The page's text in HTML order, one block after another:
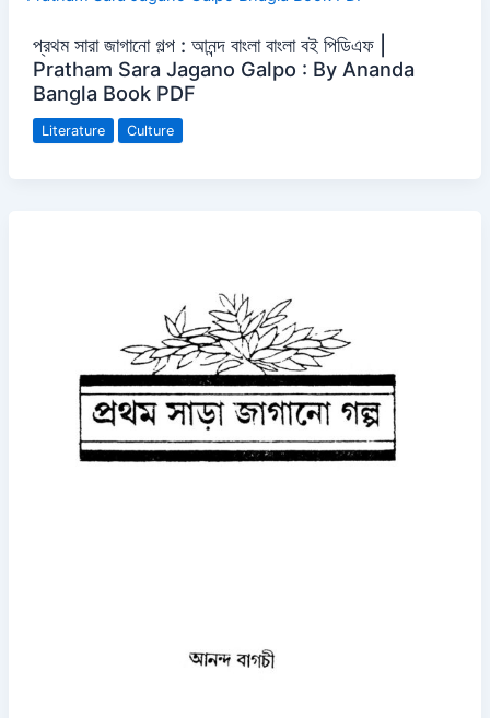
প্রথম সারা জাগানো গল্প : আনন্দ বাংলা বাংলা বই পিডিএফ |
Pratham Sara Jagano Galpo : By Ananda
Bangla Book PDF
Literature Culture